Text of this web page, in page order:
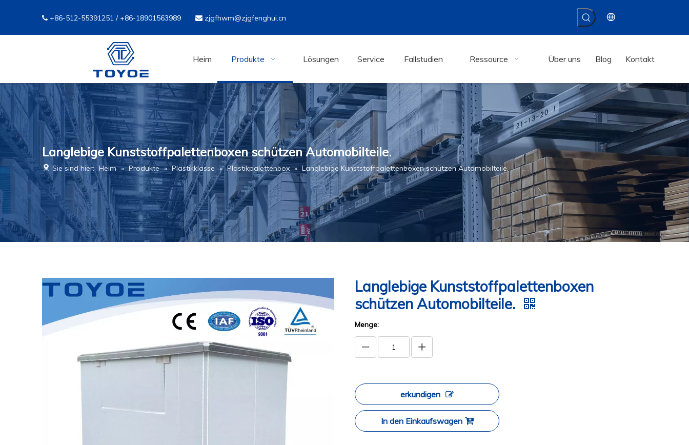
 +86-512-55391251 / +86-18901563989  zjgfhwm@zjgfenghui.cn
Heim Produkte Lösungen Service Fallstudien Ressource Über uns Blog Kontakt
Langlebige Kunststoffpalettenboxen schützen Automobilteile.
Sie sind hier: Heim » Produkte » Plastikklasse » Plastikpalettenbox » Langlebige Kunststoffpalettenboxen schützen Automobilteile.
Langlebige Kunststoffpalettenboxen
schützen Automobilteile.
Menge:
erkundigen
In den Einkaufswagen